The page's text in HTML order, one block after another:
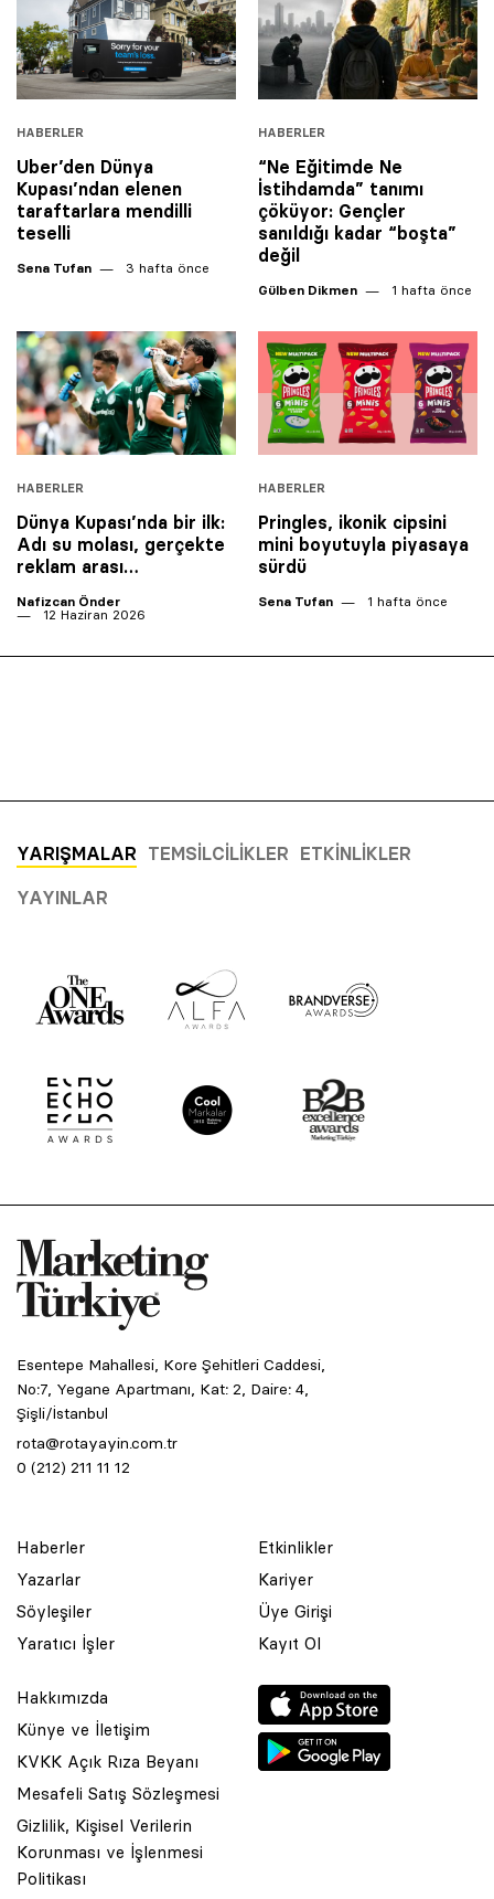
HABERLER
Uber’den Dünya
Kupası’ndan elenen
taraftarlara mendilli
teselli
Sena Tufan 3 hafta önce
HABERLER
“Ne Eğitimde Ne
İstihdamda” tanımı
çöküyor: Gençler
sanıldığı kadar “boşta”
değil
Gülben Dikmen 1 hafta önce
HABERLER
Dünya Kupası’nda bir ilk:
Adı su molası, gerçekte
reklam arası…
Nafizcan Önder
12 Haziran 2026
HABERLER
Pringles, ikonik cipsini
mini boyutuyla piyasaya
sürdü
Sena Tufan 1 hafta önce
YARIŞMALAR TEMSILCILIKLER ETKINLIKLER
YAYINLAR
Esentepe Mahallesi, Kore Şehitleri Caddesi,
No:7, Yegane Apartmanı, Kat: 2, Daire: 4,
Şişli/İstanbul
rota@rotayayin.com.tr
0 (212) 211 11 12
Haberler
Yazarlar
Söyleşiler
Yaratıcı İşler
Etkinlikler
Kariyer
Üye Girişi
Kayıt Ol
Hakkımızda
Künye ve İletişim
KVKK Açık Rıza Beyanı
Mesafeli Satış Sözleşmesi
Gizlilik, Kişisel Verilerin
Korunması ve İşlenmesi
Politikası
© 2001 Rota Yayın Yapım Tanıtım Tic. Ltd. Şti. Bu Sitede Bulunan